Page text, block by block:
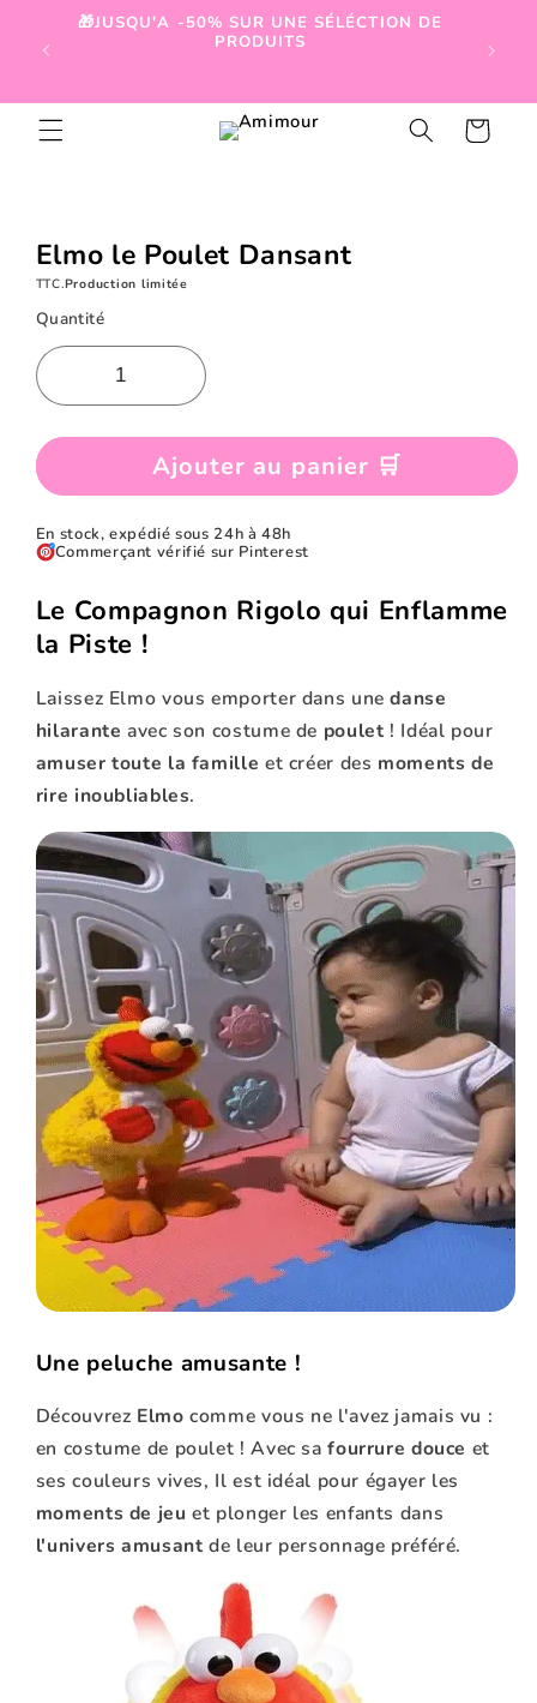
passer
au
🎁JUSQU'A -50% SUR UNE SÉLÉCTION DE
PRODUITS
Panier
Elmo le Poulet Dansant
TTC.Production limitée
Quantité
Ajouter au panier 🛒
En stock, expédié sous 24h à 48h
Commerçant vérifié sur Pinterest
Le Compagnon Rigolo qui Enflamme
la Piste !
Laissez Elmo vous emporter dans unedanse
hilarante avec son costume de poulet ! Idéal pour
amuser toute la famille et créer des moments de
rire inoubliables.
Une peluche amusante !
Découvrez Elmocomme vous ne l'avez jamais vu :
en costume de poulet ! Avec safourrure douce et
ses couleurs vives, Il est idéal pour égayer les
moments de jeu et plonger les enfants dans
l'univers amusant de leur personnage préféré.